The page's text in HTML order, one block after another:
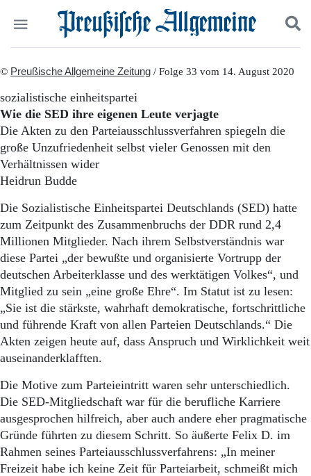
Start
Wer wir sind
Aktuelle Ausgabe
Abonnenten-Login
Abonnent werden
Mediadaten
Politik
Wirtschaft
Panorama
Gesellschaft
Leben
Berlin-Brandenburg
Schlesien
Danzig und Westpreußen
Bücher
Kontakt
Impressum
Datenschutz
Suchen und finden
© Preußische Allgemeine Zeitung / Folge 33 vom 14. August 2020
sozialistische einheitspartei
Wie die SED ihre eigenen Leute verjagte
Die Akten zu den Parteiausschlussverfahren spiegeln die
große Unzufriedenheit selbst vieler Genossen mit den
Verhältnissen wider
Heidrun Budde
Die Sozialistische Einheitspartei Deutschlands (SED) hatte
zum Zeitpunkt des Zusammenbruchs der DDR rund 2,4
Millionen Mitglieder. Nach ihrem Selbstverständnis war
diese Partei „der bewußte und organisierte Vortrupp der
deutschen Arbeiterklasse und des werktätigen Volkes“, und
Mitglied zu sein „eine große Ehre“. Im Statut ist zu lesen:
„Sie ist die stärkste, wahrhaft demokratische, fortschrittliche
und führende Kraft von allen Parteien Deutschlands.“ Die
Akten zeigen heute auf, dass Anspruch und Wirklichkeit weit
auseinanderklafften.
Die Motive zum Parteieintritt waren sehr unterschiedlich.
Die SED-Mitgliedschaft war für die berufliche Karriere
ausgesprochen hilfreich, aber auch andere eher pragmatische
Gründe führten zu diesem Schritt. So äußerte Felix D. im
Rahmen seines Parteiausschlussverfahrens: „In meiner
Freizeit habe ich keine Zeit für Parteiarbeit, schmeißt mich